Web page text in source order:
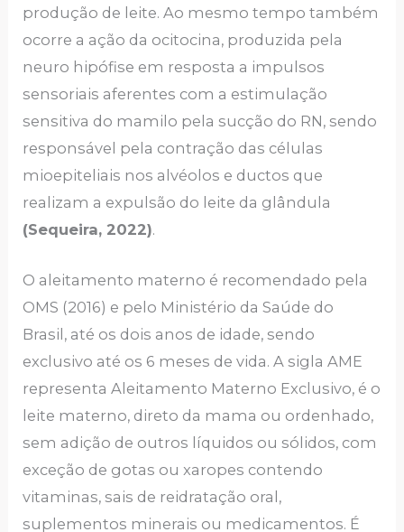
produção de leite. Ao mesmo tempo também
ocorre a ação da ocitocina, produzida pela
neuro hipófise em resposta a impulsos
sensoriais aferentes com a estimulação
sensitiva do mamilo pela sucção do RN, sendo
responsável pela contração das células
mioepiteliais nos alvéolos e ductos que
realizam a expulsão do leite da glândula
(Sequeira, 2022).
O aleitamento materno é recomendado pela
OMS (2016) e pelo Ministério da Saúde do
Brasil, até os dois anos de idade, sendo
exclusivo até os 6 meses de vida. A sigla AME
representa Aleitamento Materno Exclusivo, é o
leite materno, direto da mama ou ordenhado,
sem adição de outros líquidos ou sólidos, com
exceção de gotas ou xaropes contendo
vitaminas, sais de reidratação oral,
suplementos minerais ou medicamentos. É